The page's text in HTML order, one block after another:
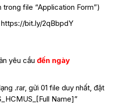
file “Application Form”)
https://bit.ly/2qBbpdY
yêu cầu đến ngày
.rar, gửi 01 file duy nhất, đặt
Name]”